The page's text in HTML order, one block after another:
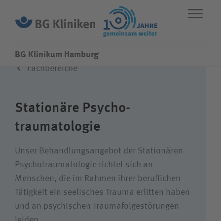
Fachbereiche
Über uns
Karriere
BG Klinikum Hamburg
Fachbereiche
Stationäre Psycho­
traumatologie
Unser Behandlungs­angebot der Stationären
Psycho­­traumatologie richtet sich an
Menschen, die im Rahmen ihrer beruflichen
Tätigkeit ein seelisches Trauma erlitten haben
und an psychischen Trauma­­folge­­störungen